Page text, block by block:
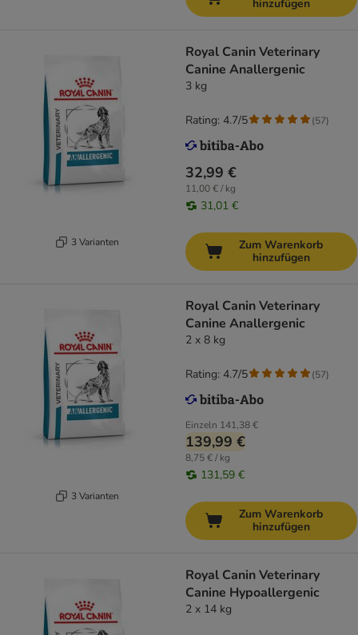
hinzufügen
3 Varianten
Royal Canin Veterinary
Canine Anallergenic
3 kg
32,99 €
11,00 € / kg
31,01 €
Rating: 4.7/5 (57)
Zum Warenkorb
hinzufügen
3 Varianten
Royal Canin Veterinary
Canine Anallergenic
2 x 8 kg
Einzeln 141,38 €
139,99 €
8,75 € / kg
131,59 €
Rating: 4.7/5 (57)
Zum Warenkorb
hinzufügen
Royal Canin Veterinary
Canine Hypoallergenic
2 x 14 kg